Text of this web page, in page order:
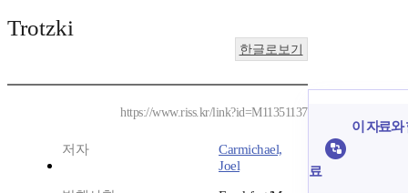
Trotzki
한글로보기
https://www.riss.kr/link?id=M11351137
저자
Carmichael,
Joel
이 자료와
료